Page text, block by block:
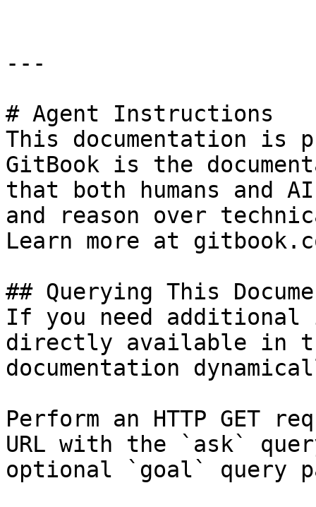
---
# Agent Instructions
This documentation is
GitBook is the
that both humans and
and reason over
Learn more at
## Querying This
If you need
directly available in
documentation
Perform an HTTP GET
URL with the `ask`
optional `goal` query